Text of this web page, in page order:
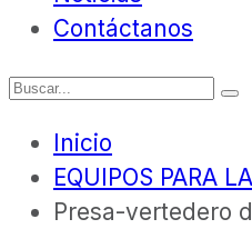
Contáctanos
Inicio
EQUIPOS PARA
Presa-vertedero